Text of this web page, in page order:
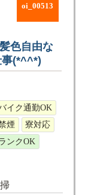
oi_00513
色自由な
事(*^^*)
イク通勤OK
煙
寮対応
ンクOK